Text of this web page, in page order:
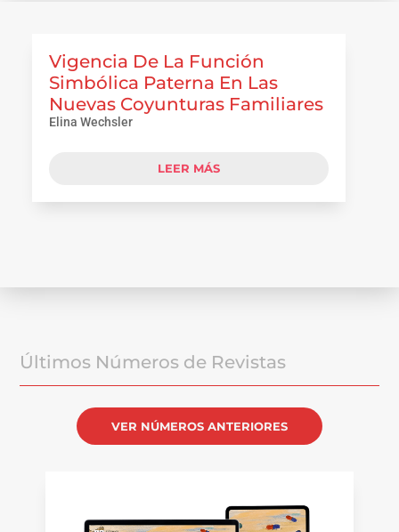
Vigencia De La Función
Simbólica Paterna En Las
Nuevas Coyunturas Familiares
Elina Wechsler
LEER MÁS
Últimos Números de Revistas
VER NÚMEROS ANTERIORES